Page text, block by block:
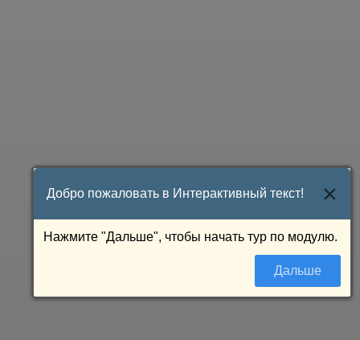
Добро пожаловать в Интерактивный текст! ×
Нажмите "Дальше", чтобы начать тур по модулю.
Дальше